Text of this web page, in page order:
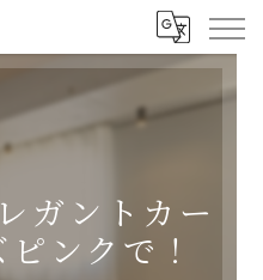
ガントカー
ンクで！